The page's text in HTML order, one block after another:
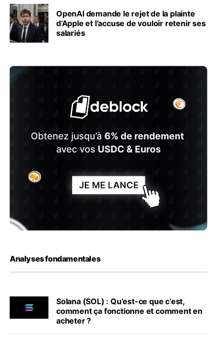
OpenAI demande le rejet de la plainte
d’Apple et l’accuse de vouloir retenir ses
salariés
Analyses fondamentales
Solana (SOL) : Qu’est-ce que c’est,
comment ça fonctionne et comment en
acheter ?